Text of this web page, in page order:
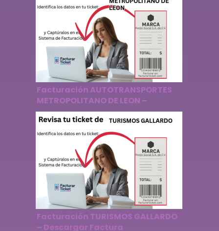
Facturación AUTOTRANSPORTES
METROPOLITANO DE LEON –
Descargar Factura
Facturación TURISMOS GALLARDO
– Descargar Factura